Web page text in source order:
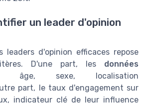
un leader d'opinion
leaders d'opinion efficaces repose
D'une part, les données
âge, sexe, localisation
part, le taux d'engagement sur
indicateur clé de leur influence